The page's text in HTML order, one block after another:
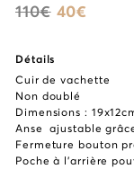
110€ 40€
Détails
Cuir de vachette
Non doublé
Dimensions :
Anse ajustable
Fermeture bouton
Poche à l’arrière